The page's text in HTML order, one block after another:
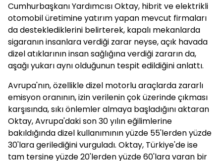
Cumhurbaşkanı Yardımcısı Oktay, hibrit ve elektrikli
otomobil üretimine yatırım yapan mevcut firmaları
da desteklediklerini belirterek, kapalı mekanlarda
sigaranın insanlara verdiği zarar neyse, açık havada
dizel atıklarının insan sağlığına verdiği zararın da,
aşağı yukarı aynı olduğunun tespit edildiğini anlattı.
Avrupa'nın, özellikle dizel motorlu araçlarda zararlı
emisyon oranının, izin verilenin çok üzerinde çıkması
karşısında, sıkı önlemler almaya başladığını aktaran
Oktay, Avrupa'daki son 30 yılın eğilimlerine
bakıldığında dizel kullanımının yüzde 55'lerden yüzde
30'lara gerilediğini vurguladı. Oktay, Türkiye'de ise
tam tersine yüzde 20'lerden yüzde 60'lara varan bir